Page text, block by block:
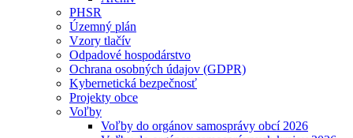
PHSR
Územný plán
Vzory tlačív
Odpadové hospodárstvo
Ochrana osobných údajov (GDPR)
Kybernetická bezpečnosť
Projekty obce
Voľby
Voľby do orgánov samosprávy obcí 2026